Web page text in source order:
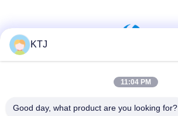
Sociale media
KTJ
11:04 PM
Good day, what product are you looking for?